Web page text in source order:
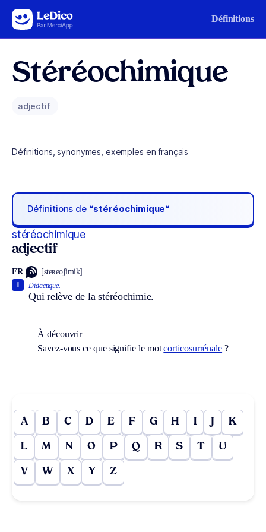
Aller au contenu Définitions
Stéréochimique
adjectif
Définitions, synonymes, exemples en français
Définitions de “stéréochimique“
stéréochimique
adjectif
FR [steʀeoʃimik]
Didactique.
Qui relève de la stéréochimie.
1
À découvrir
Savez-vous ce que signifie le motcorticosurrénale ?
A B C D E F G H I J K
L M N O P Q R S T U
V W X Y Z